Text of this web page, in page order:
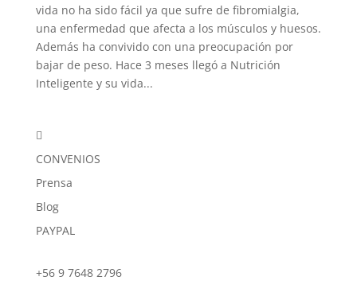
vida no ha sido fácil ya que sufre de fibromialgia,
una enfermedad que afecta a los músculos y huesos.
Además ha convivido con una preocupación por
bajar de peso. Hace 3 meses llegó a Nutrición
Inteligente y su vida...

CONVENIOS
Prensa
Blog
PAYPAL
+56 9 7648 2796